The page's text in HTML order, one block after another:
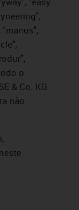
o
& Co. KG
não